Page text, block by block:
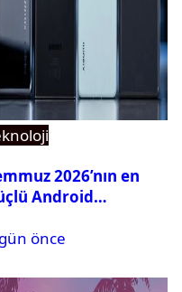
2026’nın en
Android
önce